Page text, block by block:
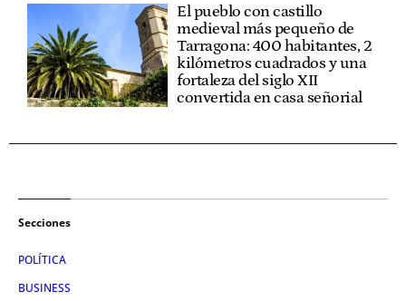
El pueblo con castillo
medieval más pequeño de
Tarragona: 400 habitantes, 2
kilómetros cuadrados y una
fortaleza del siglo XII
convertida en casa señorial
Secciones
POLÍTICA
BUSINESS